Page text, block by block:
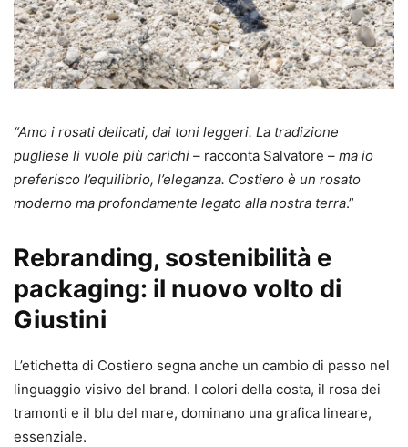
“Amo i rosati delicati, dai toni leggeri. La tradizione
pugliese li vuole più carichi – racconta Salvatore – ma io
preferisco l’equilibrio, l’eleganza. Costiero è un rosato
moderno ma profondamente legato alla nostra terra.”
Rebranding, sostenibilità e
packaging: il nuovo volto di
Giustini
L’etichetta di Costiero segna anche un cambio di passo nel
linguaggio visivo del brand. I colori della costa, il rosa dei
tramonti e il blu del mare, dominano una grafica lineare,
essenziale.